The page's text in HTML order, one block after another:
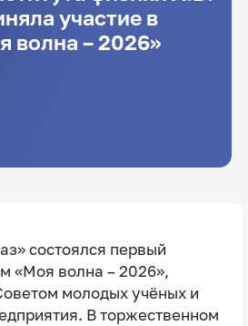
участие в
волна – 2026»
состоялся первый
«Моя волна – 2026»,
молодых учёных и
В торжественном